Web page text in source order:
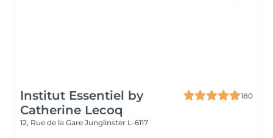
Institut Essentiel by
Catherine Lecoq
180
12, Rue de la Gare Junglinster L-6117